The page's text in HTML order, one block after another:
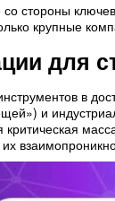
стороны
крупные
для
в
и
критическая